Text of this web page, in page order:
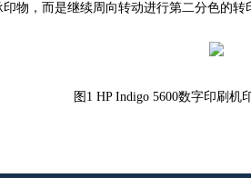
物，而是继续周向转动进行第二分色的转
图1 HP Indigo 5600数字印刷机